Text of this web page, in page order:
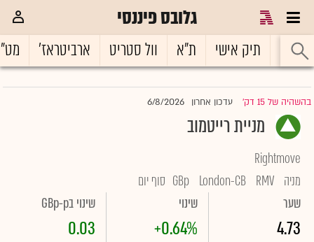
גלובס פיננסי
ראשי תיק אישי ת"א וול סטריט ארביטראז'
בהשהיה של 15 דק' |עדכון אחרון 6/8/2026
מניית רייטמוב
Rightmove
מניה RMV
London-CB
GBp סוף יום
שער
4.73
שינוי
+0.64%
שינוי בGBp-p
0.03